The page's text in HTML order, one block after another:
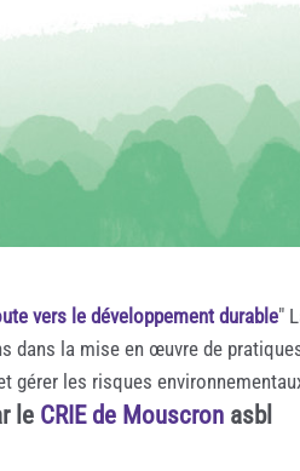
vers le développement durable"
dans la mise en œuvre de
gérer les risques
le CRIE de Mouscronasbl